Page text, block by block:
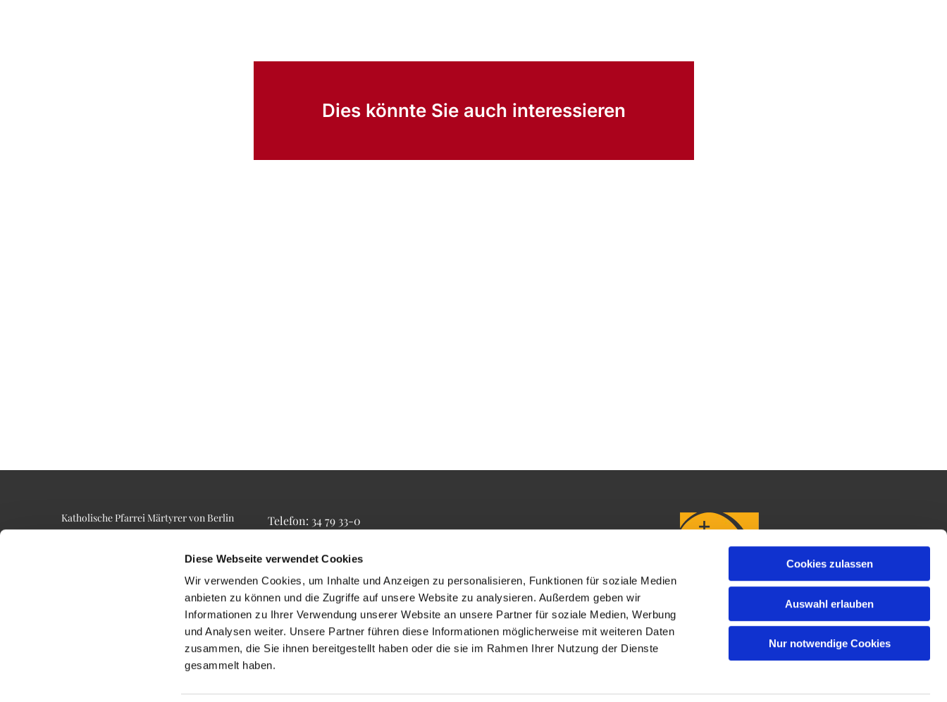
Diese Webseite verwendet Cookies
Wir verwenden Cookies, um Inhalte und Anzeigen zu personalisieren, Funktionen für soziale Medien
anbieten zu können und die Zugriffe auf unsere Website zu analysieren. Außerdem geben wir
Informationen zu Ihrer Verwendung unserer Website an unsere Partner für soziale Medien, Werbung
und Analysen weiter. Unsere Partner führen diese Informationen möglicherweise mit weiteren Daten
zusammen, die Sie ihnen bereitgestellt haben oder die sie im Rahmen Ihrer Nutzung der Dienste
gesammelt haben.
Cookies zulassen
Auswahl erlauben
Nur notwendige Cookies
Dies könnte Sie auch interessieren
Katholische Pfarrei Märtyrer von Berlin
Alt-Lietzow 23
Telefon: 34 79 33-0
Email: pfarrbuero@maertyrer-von-berlin.de
Impressum ChurchDesk-Login